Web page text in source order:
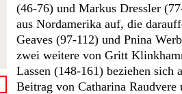
(46-76) und Markus Dressler
aus Nordamerika auf, die
Geaves (97-112) und Pnina
zwei weitere von Gritt
Lassen (148-161) beziehen sich
Beitrag von Catharina